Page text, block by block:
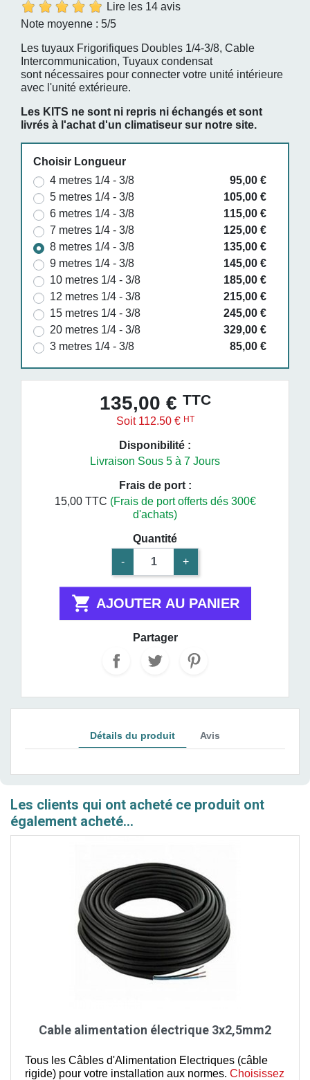
Lire les 14 avis
Note moyenne : 5/5
Les tuyaux Frigorifiques Doubles 1/4-3/8, Cable
Intercommunication, Tuyaux condensat
sont nécessaires pour connecter votre unité intérieure
avec l'unité extérieure.
Les KITS ne sont ni repris ni échangés et sont
livrés à l'achat d'un climatiseur sur notre site.
Choisir Longueur
4 metres 1/4 - 3/8
95,00 €
5 metres 1/4 - 3/8
105,00 €
6 metres 1/4 - 3/8
115,00 €
7 metres 1/4 - 3/8
125,00 €
8 metres 1/4 - 3/8
135,00 €
9 metres 1/4 - 3/8
145,00 €
10 metres 1/4 - 3/8
185,00 €
12 metres 1/4 - 3/8
215,00 €
15 metres 1/4 - 3/8
245,00 €
20 metres 1/4 - 3/8
329,00 €
3 metres 1/4 - 3/8
85,00 €
135,00 € TTC
Soit 112.50 € HT
Disponibilité :
Livraison Sous 5 à 7 Jours
Frais de port :
15,00 TTC (Frais de port offerts dés 300€
d'achats)
Quantité
-
+
 AJOUTER AU PANIER
Partager
Détails du produit Avis
Les clients qui ont acheté ce produit ont
également acheté...
Cable alimentation électrique 3x2,5mm2
Tous les Câbles d'Alimentation Electriques (câble
rigide) pour votre installation aux normes. Choisissez